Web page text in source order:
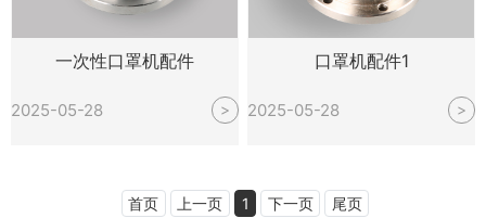
一次性口罩机配件
2025-05-28 >
口罩机配件1
2025-05-28 >
首页 上一页 1 下一页 尾页